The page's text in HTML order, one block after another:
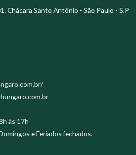
Chácara Santo Antônio - São Paulo - S.P
às 17h
e Feriados fechados.